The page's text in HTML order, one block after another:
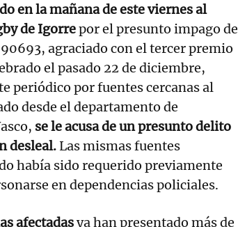
en la mañana de este viernes al
de Igorrepor el presunto impago de
agraciado con el tercer premio
el pasado 22 de diciembre,
periódico por fuentes cercanas al
desde el departamento de
se le acusa de un presunto delito
desleal.Las mismas fuentes
había sido requerido previamente
en dependencias policiales.
afectadasya han presentado más de